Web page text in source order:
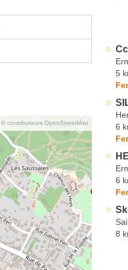
© contributeurs OpenStreetMap
5
6
6
8